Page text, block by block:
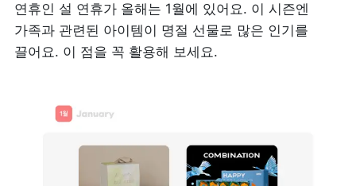
연휴인 설 연휴가 올해는 1월에 있어요. 이 시즌엔
가족과 관련된 아이템이 명절 선물로 많은 인기를
끌어요. 이 점을 꼭 활용해 보세요.